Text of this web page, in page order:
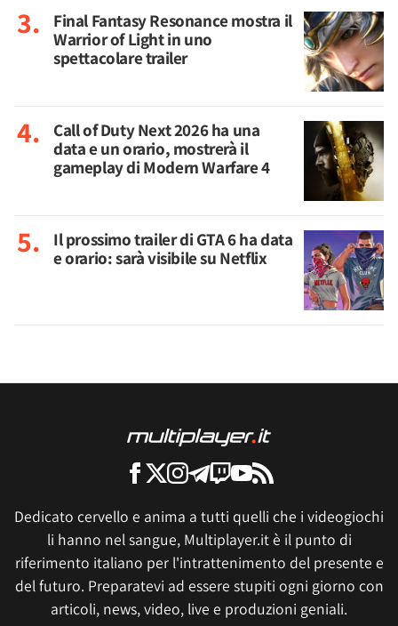
Final Fantasy Resonance mostra il
Warrior of Light in uno
spettacolare trailer
Call of Duty Next 2026 ha una
data e un orario, mostrerà il
gameplay di Modern Warfare 4
Il prossimo trailer di GTA 6 ha data
e orario: sarà visibile su Netflix
Dedicato cervello e anima a tutti quelli che i videogiochi
li hanno nel sangue, Multiplayer.it è il punto di
riferimento italiano per l'intrattenimento del presente e
del futuro. Preparatevi ad essere stupiti ogni giorno con
articoli, news, video, live e produzioni geniali.